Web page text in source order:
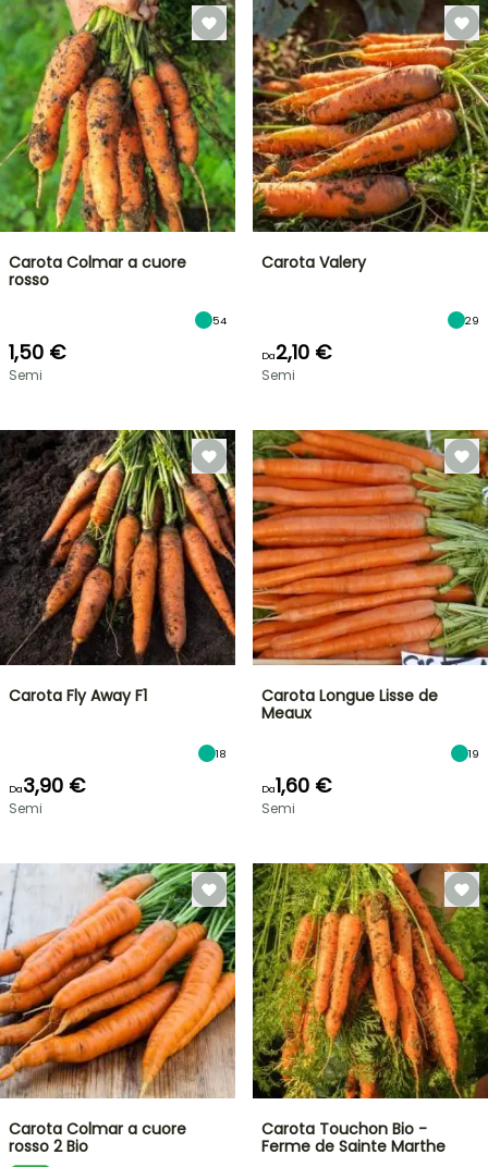
Carota Colmar a cuore
rosso
54
1,50 €
Semi
Carota Valery
29
Da2,10 €
Semi
Carota Fly Away F1
18
Da3,90 €
Semi
Carota Longue Lisse de
Meaux
19
Da1,60 €
Semi
Carota Colmar a cuore
rosso 2 Bio
Carota Touchon Bio -
Ferme de Sainte Marthe